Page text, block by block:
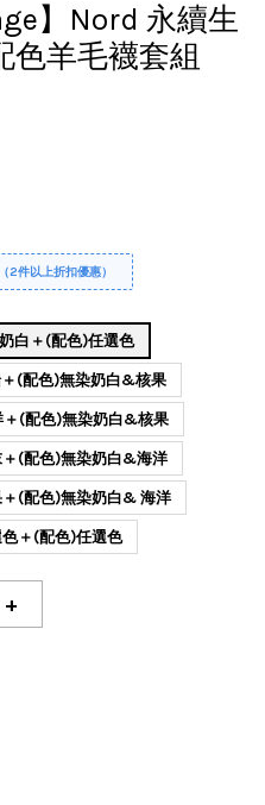
】Nord 永續生
色羊毛襪套組
件以上折扣優惠）
白＋(配色)任選色
(配色)無染奶白&核果
海洋＋(配色)無染奶白&核果
(配色)無染奶白&海洋
(配色)無染奶白& 海洋
＋(配色)任選色
+